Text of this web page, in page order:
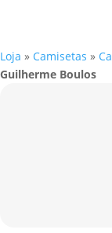
Loja » Camisetas »
Guilherme Boulos